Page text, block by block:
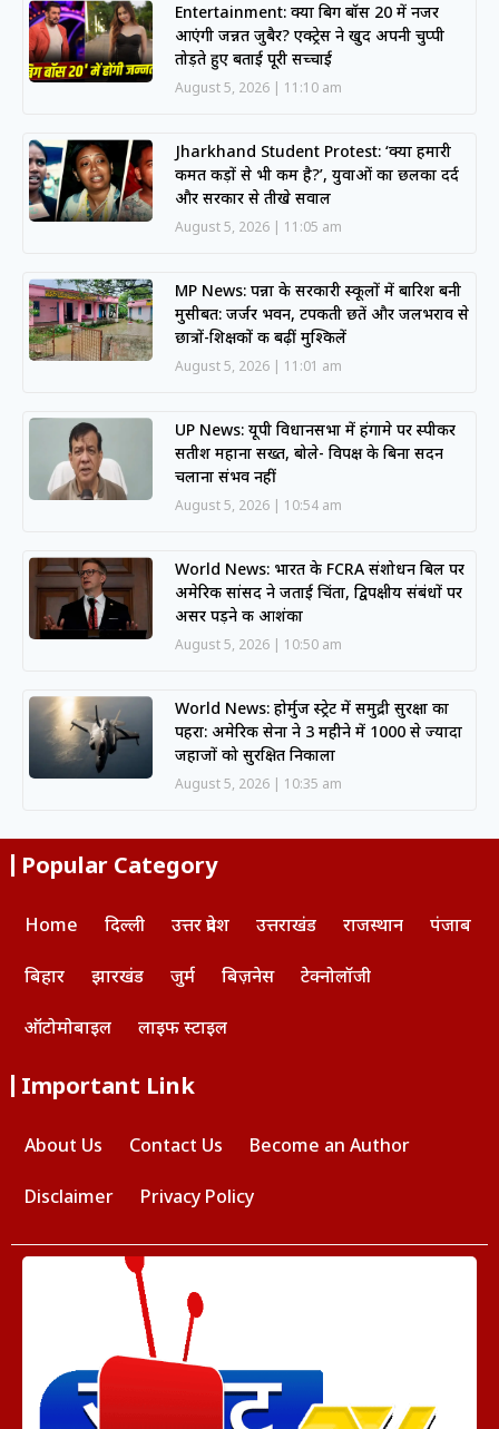
Entertainment: क्या बिग बॉस 20 में नजर
आएंगी जन्नत जुबैर? एक्ट्रेस ने खुद अपनी चुप्पी
तोड़ते हुए बताई पूरी सच्चाई
August 5, 2026 11:10 am
Jharkhand Student Protest: ‘क्या हमारी
कीमत कीड़ों से भी कम है?’, युवाओं का छलका दर्द
और सरकार से तीखे सवाल
August 5, 2026 11:05 am
MP News: पन्ना के सरकारी स्कूलों में बारिश बनी
मुसीबत: जर्जर भवन, टपकती छतें और जलभराव से
छात्रों-शिक्षकों की बढ़ीं मुश्किलें
August 5, 2026 11:01 am
UP News: यूपी विधानसभा में हंगामे पर स्पीकर
सतीश महाना सख्त, बोले- विपक्ष के बिना सदन
चलाना संभव नहीं
August 5, 2026 10:54 am
World News: भारत के FCRA संशोधन बिल पर
अमेरिकी सांसद ने जताई चिंता, द्विपक्षीय संबंधों पर
असर पड़ने की आशंका
August 5, 2026 10:50 am
World News: होर्मुज स्ट्रेट में समुद्री सुरक्षा का
पहरा: अमेरिकी सेना ने 3 महीने में 1000 से ज्यादा
जहाजों को सुरक्षित निकाला
August 5, 2026 10:35 am
Popular Category
Home दिल्ली उत्तर प्रदेश उत्तराखंड राजस्थान पंजाब
बिहार झारखंड जुर्म बिज़नेस टेक्नोलॉजी
ऑटोमोबाइल लाइफ स्टाइल
Important Link
About Us Contact Us Become an Author
Disclaimer Privacy Policy